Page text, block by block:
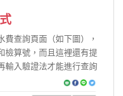
查詢頁面（如下圖），
檢算號，而且這裡還有提
輸入驗證法才能進行查詢